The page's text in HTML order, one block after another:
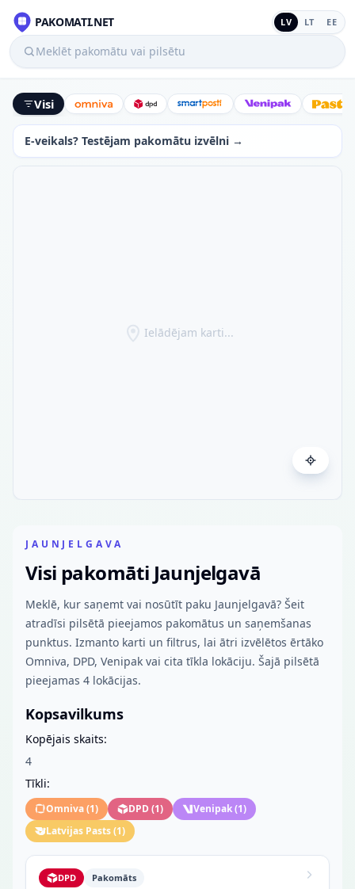
PAKOMATI.NET LV LT EE
Meklēt pakomātu vai pilsētu
Visi Omniva DPD SmartPostiVenipak
E-veikals? Testējam pakomātu izvēlni →
Ielādējam karti...
JAUNJELGAVA
Visi pakomāti Jaunjelgavā
Meklē, kur saņemt vai nosūtīt paku Jaunjelgavā? Šeit
atradīsi pilsētā pieejamos pakomātus un saņemšanas
punktus. Izmanto karti un filtrus, lai ātri izvēlētos ērtāko
Omniva, DPD, Venipak vai cita tīkla lokāciju. Šajā pilsētā
pieejamas 4 lokācijas.
Kopsavilkums
Kopējais skaits:
4
Tīkli:
Omniva(1) DPD(1) Venipak(1)
Latvijas Pasts(1)
DPD Pakomāts